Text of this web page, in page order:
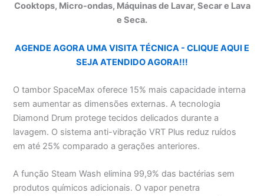
Cooktops, Micro-ondas, Máquinas de Lavar, Secar e Lava
e Seca.
AGENDE AGORA UMA VISITA TÉCNICA - CLIQUE AQUI E
SEJA ATENDIDO AGORA!!!
O tambor SpaceMax oferece 15% mais capacidade interna
sem aumentar as dimensões externas. A tecnologia
Diamond Drum protege tecidos delicados durante a
lavagem. O sistema anti-vibração VRT Plus reduz ruídos
em até 25% comparado a gerações anteriores.
A função Steam Wash elimina 99,9% das bactérias sem
produtos químicos adicionais. O vapor penetra